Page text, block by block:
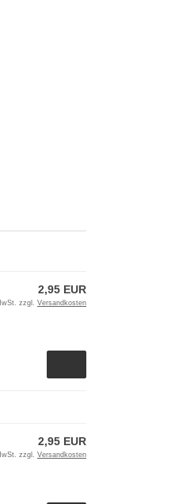
2,95 EUR
zzgl. Versandkosten
2,95 EUR
zzgl. Versandkosten